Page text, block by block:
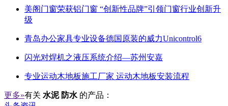
美阁门窗荣获铝门窗 “创新性品牌”引领门窗行业创新升
级
青岛办公家具专业设备德国原装的威力Unicontrol6
闪光对焊机之液压系统介绍—苏州安嘉
专业运动木地板施工厂家 运动木地板安装流程
更多»有关 水泥 防水 的产品：